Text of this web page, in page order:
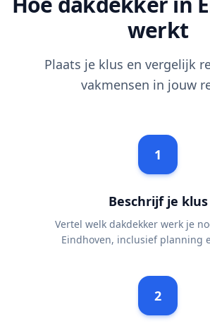
werkt
Plaats je klus en vergelijk
vakmensen in jouw
1
Beschrijf je klus
Vertel welk dakdekker werk je
Eindhoven, inclusief planning
2